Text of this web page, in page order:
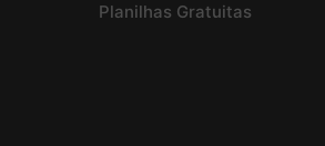
Planilhas Gratuitas